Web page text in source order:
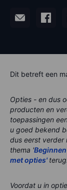
Dit betreft een
Opties - en dus
producten en
toepassingen
u goed bekend
dus eerst verder
thema '
met opties'
Voordat u in